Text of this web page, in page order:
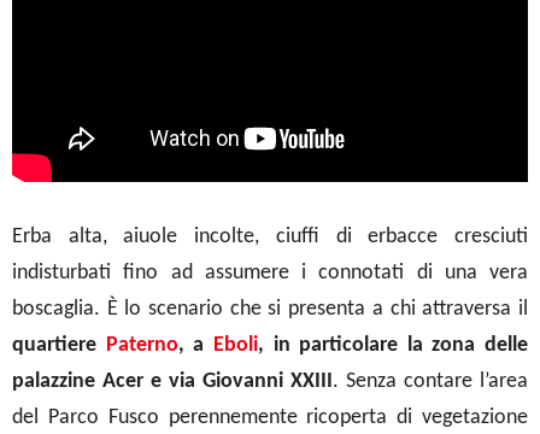
Erba alta, aiuole incolte, ciuffi di erbacce cresciuti
indisturbati fino ad assumere i connotati di una vera
boscaglia. È lo scenario che si presenta a chi attraversa il
quartiere Paterno, a Eboli, in particolare la zona delle
palazzine Acer e via Giovanni XXIII. Senza contare l’area
del Parco Fusco perennemente ricoperta di vegetazione